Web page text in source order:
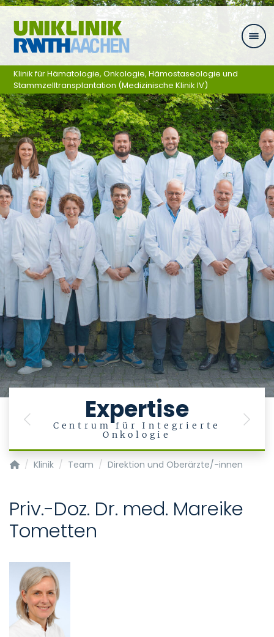
Zum Inhalt springen
Expertise
Centrum für Integrierte
Onkologie
Previous Next
Klinik für Hämatologie, Onkologie, Hämostaseologie und
Stammzelltransplantation (Medizinische Klinik IV)
Klinik für Hämatologie, Onkologie, Hämostaseologie und
Klinik Team Direktion und Oberärzte/-innen
Priv.-Doz. Dr. med. Mareike
Tometten